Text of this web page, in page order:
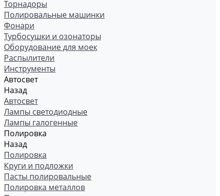
Торнадоры
Полировальные машинки
Фонари
Турбосушки и озонаторы
Оборудование для моек
Распылители
Инструменты
Автосвет
Назад
Автосвет
Лампы светодиодные
Лампы галогенные
Полировка
Назад
Полировка
Круги и подложки
Пасты полировальные
Полировка металлов